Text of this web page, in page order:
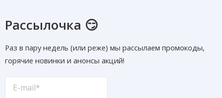
Рассылочка 😏
Раз в пару недель (или реже) мы рассылаем промокоды,
горячие новинки и анонсы акций!